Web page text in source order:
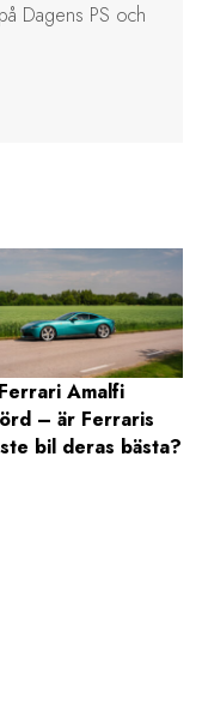
Dagens PS och
Amalfi
– är Ferraris
bil deras bästa?